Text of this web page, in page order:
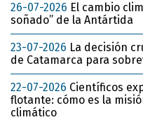
26-07-2026 El cambio
soñado” de la Antártida
23-07-2026 La decisión
de Catamarca para
22-07-2026 Científicos
flotante: cómo es la
climático